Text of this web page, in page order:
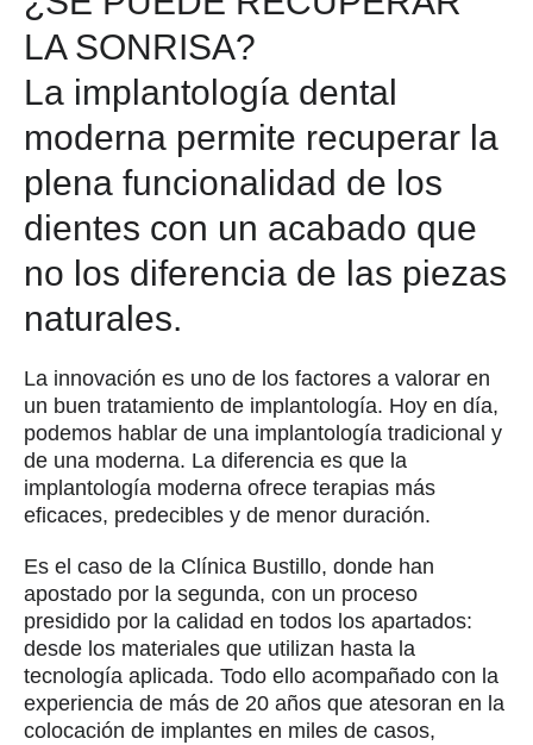
LA SONRISA?
La implantología dental
moderna permite recuperar la
plena funcionalidad de los
dientes con un acabado que
no los diferencia de las piezas
naturales.
La innovación es uno de los factores a valorar en
un buen tratamiento de implantología. Hoy en día,
podemos hablar de una implantología tradicional y
de una moderna. La diferencia es que la
implantología moderna ofrece terapias más
eficaces, predecibles y de menor duración.
Es el caso de la Clínica Bustillo, donde han
apostado por la segunda, con un proceso
presidido por la calidad en todos los apartados:
desde los materiales que utilizan hasta la
tecnología aplicada. Todo ello acompañado con la
experiencia de más de 20 años que atesoran en la
colocación de implantes en miles de casos,